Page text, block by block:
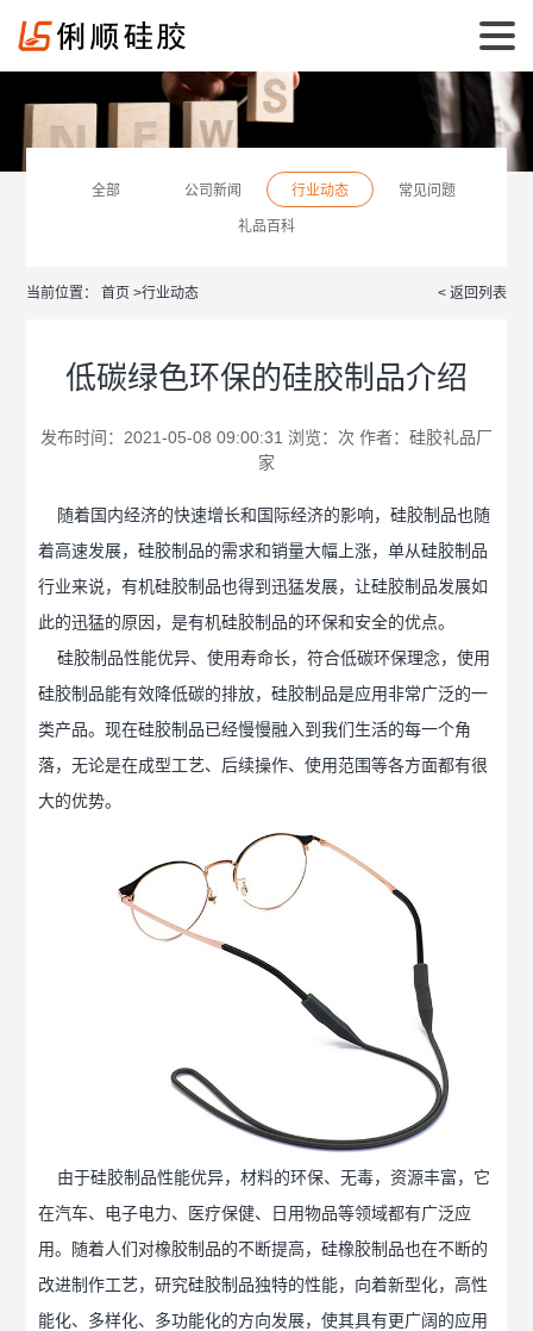
全部 公司新闻 行业动态 常见问题
礼品百科
当前位置： 首页>行业动态 < 返回列表
低碳绿色环保的硅胶制品介绍
发布时间：2021-05-08 09:00:31 浏览： 次 作者： 硅胶礼品厂
家
随着国内经济的快速增长和国际经济的影响，硅胶制品也随
着高速发展，硅胶制品的需求和销量大幅上涨，单从硅胶制品
行业来说，有机硅胶制品也得到迅猛发展，让硅胶制品发展如
此的迅猛的原因，是有机硅胶制品的环保和安全的优点。
硅胶制品性能优异、使用寿命长，符合低碳环保理念，使用
硅胶制品能有效降低碳的排放，硅胶制品是应用非常广泛的一
类产品。现在硅胶制品已经慢慢融入到我们生活的每一个角
落，无论是在成型工艺、后续操作、使用范围等各方面都有很
大的优势。
由于硅胶制品性能优异，材料的环保、无毒，资源丰富，它
在汽车、电子电力、医疗保健、日用物品等领域都有广泛应
用。随着人们对橡胶制品的不断提高，硅橡胶制品也在不断的
改进制作工艺，研究硅胶制品独特的性能，向着新型化，高性
能化、多样化、多功能化的方向发展，使其具有更广阔的应用